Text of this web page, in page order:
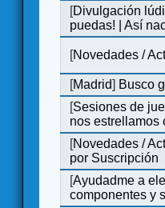
[Divulgación
puedas! | Así
[Novedades /
[Madrid] Busco
[Sesiones de
nos estrellamos
[Novedades /
por Suscripción
[Ayudadme a
componentes y